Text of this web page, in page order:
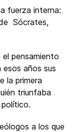
fuerza interna:
Sócrates,
pensamiento
años sus
la primera
triunfaba
a los que